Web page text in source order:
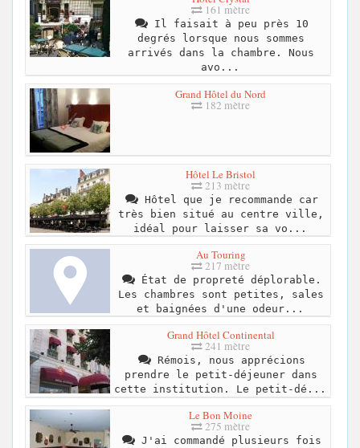
161 mètre
Il faisait à peu près 10
degrés lorsque nous sommes
arrivés dans la chambre. Nous
avo...
Grand Hôtel du Nord
182 mètre
Hôtel Le Bristol
213 mètre
Hôtel que je recommande car
très bien situé au centre ville,
idéal pour laisser sa vo...
Au Touring
217 mètre
État de propreté déplorable.
Les chambres sont petites, sales
et baignées d'une odeur...
Grand Hôtel Continental
241 mètre
Rémois, nous apprécions
prendre le petit-déjeuner dans
cette institution. Le petit-dé...
Le Bon Moine
275 mètre
J'ai commandé plusieurs fois